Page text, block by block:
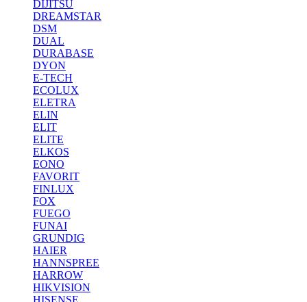
DIJITSU
DREAMSTAR
DSM
DUAL
DURABASE
DYON
E-TECH
ECOLUX
ELETRA
ELIN
ELIT
ELITE
ELKOS
EONO
FAVORIT
FINLUX
FOX
FUEGO
FUNAI
GRUNDIG
HAIER
HANNSPREE
HARROW
HIKVISION
HISENSE